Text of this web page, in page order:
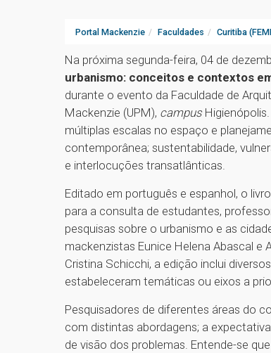
Portal Mackenzie Faculdades Curitiba
Na próxima segunda-feira, 04 de
urbanismo: conceitos e contextos
durante o evento da Faculdade de
Mackenzie (UPM), campus
múltiplas escalas no espaço e
contemporânea; sustentabilidade,
e interlocuções transatlânticas.
Editado em português e espanhol, o
para a consulta de estudantes,
pesquisas sobre o urbanismo e as
mackenzistas Eunice Helena Abascal e
Cristina Schicchi, a edição inclui
estabeleceram temáticas ou eixos a
Pesquisadores de diferentes áreas do
com distintas abordagens; a
de visão dos problemas. Entende-se